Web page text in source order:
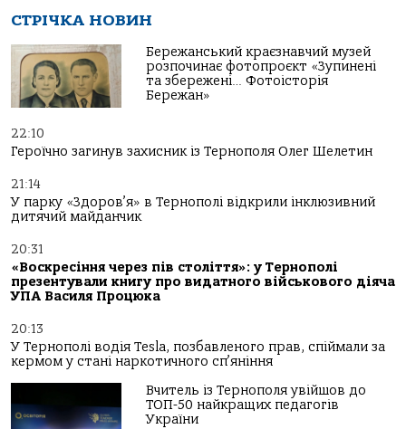
СТРІЧКА НОВИН
Бережанський краєзнавчий музей
розпочинає фотопроєкт «Зупинені
та збережені… Фотоісторія
Бережан»
22:10
Героїчно загинув захисник із Тернополя Олег Шелетин
21:14
У парку «Здоров’я» в Тернополі відкрили інклюзивний
дитячий майданчик
20:31
«Воскресіння через пів століття»: у Тернополі
презентували книгу про видатного військового діяча
УПА Василя Процюка
20:13
У Тернополі водія Tesla, позбавленого прав, спіймали за
кермом у стані наркотичного сп’яніння
Вчитель із Тернополя увійшов до
ТОП-50 найкращих педагогів
України